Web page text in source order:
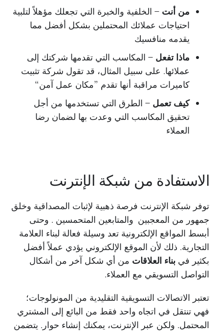
من أنت – الخلفية والخبرة التي تجعلك مؤهلاً لتلبية
احتياجات عملائك المحتملين بشكل أفضل مما
يقدمه منافسيك
ماذا تفعل – المكاسب التي تقدمها شركتك إلى
عملائها. على سبيل المثال، قد تقول شركة تثبيت
كاميرات مراقبة أنها تقدم ”مكان عمل آمن“
كيف تعمل – الطرق التي تستخدمها من أجل
تحقيق المكاسب التي وعدت بها لضمان رضا
العملاء
الاستفادة من شبكة الإنترنت
توفر شبكة الإنترنت فرصة ذهبية لإثبات المصداقية وخلق
جمهور من المعجبين والمتابعين المتحمسين . وحتى
أبسط المواقع الإلكترونية تعد وسيلة فعالة لبناء العلامة
التجارية. ذلك لأن الموقع الإلكتروني يؤدي عملاً أفضل
بكثير في بناء العلاقات من أي شكل آخر من أشكال
التواصل التسويقي مع العملاء.
تعتبر الاتصالات التسويقية التقليدية من المونولوجات؛
فهي تنتقل في اتجاه واحد فقط من البائع إلى المشتري
المحتمل. ولكن عبر الإنترنت، يمكنك إنشاء حوار. يتضمن